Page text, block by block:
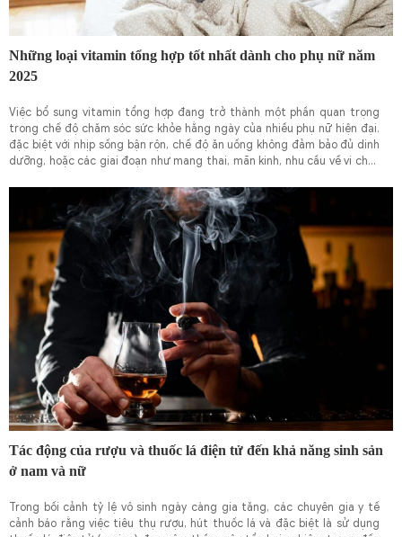
Những loại vitamin tổng hợp tốt nhất dành cho phụ nữ năm
2025
Việc bổ sung vitamin tổng hợp đang trở thành một phần quan trọng
trong chế độ chăm sóc sức khỏe hằng ngày của nhiều phụ nữ hiện đại.
đặc biệt với nhịp sống bận rộn, chế độ ăn uống không đảm bảo đủ dinh
dưỡng, hoặc các giai đoạn như mang thai, mãn kinh, nhu cầu về vi chất
Tác động của rượu và thuốc lá điện tử đến khả năng sinh sản
ở nam và nữ
Trong bối cảnh tỷ lệ vô sinh ngày càng gia tăng, các chuyên gia y tế
cảnh báo rằng việc tiêu thụ rượu, hút thuốc lá và đặc biệt là sử dụng